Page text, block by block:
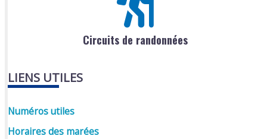
Circuits de randonnées
LIENS UTILES
Numéros utiles
Horaires des marées